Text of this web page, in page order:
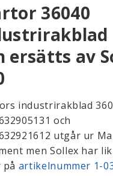
36040
ersätts av
industrirakblad
och
utgår ur
men Sollex har
på artikelnummer 1-